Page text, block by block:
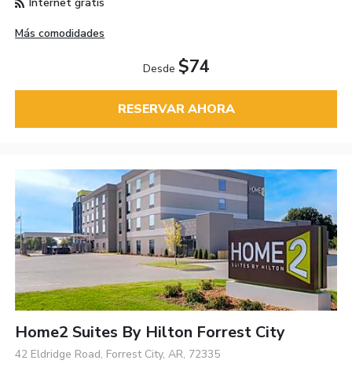
Internet gratis
Más comodidades
Desde $74
RESERVAR AHORA
Home2 Suites By Hilton Forrest City
42 Eldridge Road, Forrest City, AR, 72335